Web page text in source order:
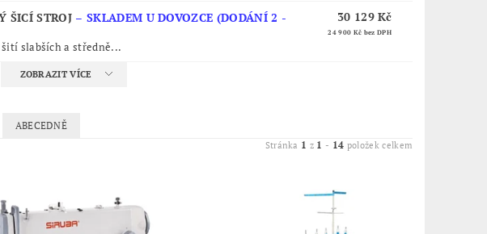
ŠICÍ STROJ – SKLADEM U DOVOZCE (DODÁNÍ 2 -
slabších a středně...
30 129 Kč
24 900 Kč bez DPH
ZOBRAZIT VÍCE
ABECEDNĚ
Stránka 1 z 1 - 14 položek celkem